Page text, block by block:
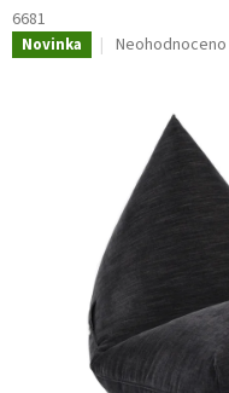
6681
Novinka
Průměrné
hvězdiček.
Neohodnoceno